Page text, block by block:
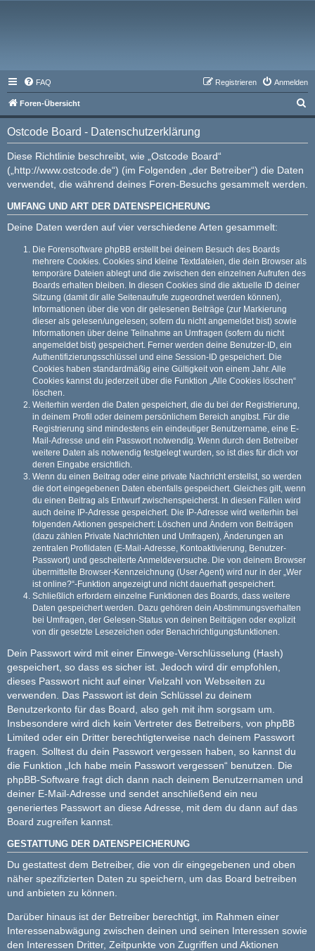
FAQ Anmelden
Registrieren
Foren-Übersicht
u
Ostcode Board - Datenschutzerklärung
Diese Richtlinie beschreibt, wie „Ostcode Board“
(„http://www.ostcode.de“) (im Folgenden „der Betreiber“) die Daten
verwendet, die während deines Foren-Besuchs gesammelt werden.
UMFANG UND ART DER DATENSPEICHERUNG
Deine Daten werden auf vier verschiedene Arten gesammelt:
Die Forensoftware phpBB erstellt bei deinem Besuch des Boards
mehrere Cookies. Cookies sind kleine Textdateien, die dein Browser als
temporäre Dateien ablegt und die zwischen den einzelnen Aufrufen des
Boards erhalten bleiben. In diesen Cookies sind die aktuelle ID deiner
Sitzung (damit dir alle Seitenaufrufe zugeordnet werden können),
Informationen über die von dir gelesenen Beiträge (zur Markierung
dieser als gelesen/ungelesen; sofern du nicht angemeldet bist) sowie
Informationen über deine Teilnahme an Umfragen (sofern du nicht
angemeldet bist) gespeichert. Ferner werden deine Benutzer-ID, ein
Authentifizierungsschlüssel und eine Session-ID gespeichert. Die
Cookies haben standardmäßig eine Gültigkeit von einem Jahr. Alle
Cookies kannst du jederzeit über die Funktion „Alle Cookies löschen“
löschen.
Weiterhin werden die Daten gespeichert, die du bei der Registrierung,
in deinem Profil oder deinem persönlichem Bereich angibst. Für die
Registrierung sind mindestens ein eindeutiger Benutzername, eine E-
Mail-Adresse und ein Passwort notwendig. Wenn durch den Betreiber
weitere Daten als notwendig festgelegt wurden, so ist dies für dich vor
deren Eingabe ersichtlich.
Wenn du einen Beitrag oder eine private Nachricht erstellst, so werden
die dort eingegebenen Daten ebenfalls gespeichert. Gleiches gilt, wenn
du einen Beitrag als Entwurf zwischenspeicherst. In diesen Fällen wird
auch deine IP-Adresse gespeichert. Die IP-Adresse wird weiterhin bei
folgenden Aktionen gespeichert: Löschen und Ändern von Beiträgen
(dazu zählen Private Nachrichten und Umfragen), Änderungen an
zentralen Profildaten (E-Mail-Adresse, Kontoaktivierung, Benutzer-
Passwort) und gescheiterte Anmeldeversuche. Die von deinem Browser
übermittelte Browser-Kennzeichnung (User Agent) wird nur in der „Wer
ist online?“-Funktion angezeigt und nicht dauerhaft gespeichert.
Schließlich erfordern einzelne Funktionen des Boards, dass weitere
Daten gespeichert werden. Dazu gehören dein Abstimmungsverhalten
bei Umfragen, der Gelesen-Status von deinen Beiträgen oder explizit
von dir gesetzte Lesezeichen oder Benachrichtigungsfunktionen.
Dein Passwort wird mit einer Einwege-Verschlüsselung (Hash)
gespeichert, so dass es sicher ist. Jedoch wird dir empfohlen,
dieses Passwort nicht auf einer Vielzahl von Webseiten zu
verwenden. Das Passwort ist dein Schlüssel zu deinem
Benutzerkonto für das Board, also geh mit ihm sorgsam um.
Insbesondere wird dich kein Vertreter des Betreibers, von phpBB
Limited oder ein Dritter berechtigterweise nach deinem Passwort
fragen. Solltest du dein Passwort vergessen haben, so kannst du
die Funktion „Ich habe mein Passwort vergessen“ benutzen. Die
phpBB-Software fragt dich dann nach deinem Benutzernamen und
deiner E-Mail-Adresse und sendet anschließend ein neu
generiertes Passwort an diese Adresse, mit dem du dann auf das
Board zugreifen kannst.
GESTATTUNG DER DATENSPEICHERUNG
Du gestattest dem Betreiber, die von dir eingegebenen und oben
näher spezifizierten Daten zu speichern, um das Board betreiben
und anbieten zu können.
Darüber hinaus ist der Betreiber berechtigt, im Rahmen einer
Interessenabwägung zwischen deinen und seinen Interessen sowie
den Interessen Dritter, Zeitpunkte von Zugriffen und Aktionen